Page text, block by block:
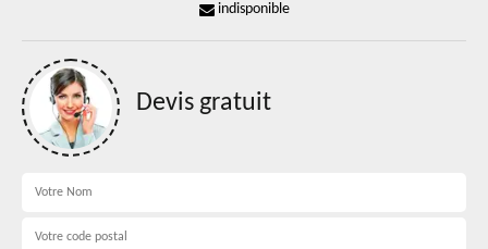
indisponible
Devis gratuit